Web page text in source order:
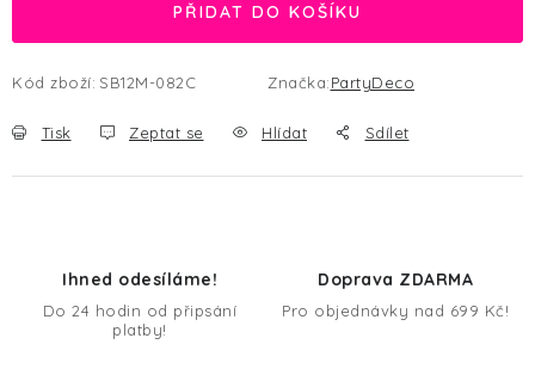
PŘIDAT DO KOŠÍKU
Kód zboží: SB12M-082C Značka:PartyDeco
Tisk Zeptat se Hlídat Sdílet
Ihned odesíláme!
Do 24 hodin od připsání
platby!
Doprava ZDARMA
Pro objednávky nad 699 Kč!